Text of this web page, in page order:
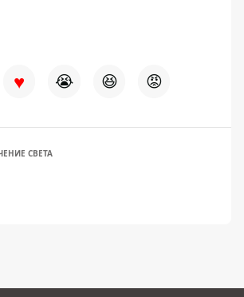
♥ 😭 😆 😡
СВЕТА